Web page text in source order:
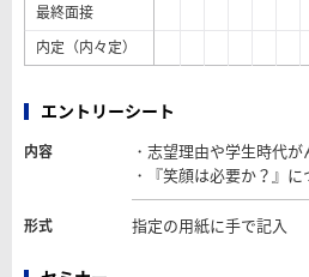
最終面接
内定（内々定）
エントリーシート
内容
・志望理由や学生時代
・『笑顔は必要か？』
形式 指定の用紙に手で記入